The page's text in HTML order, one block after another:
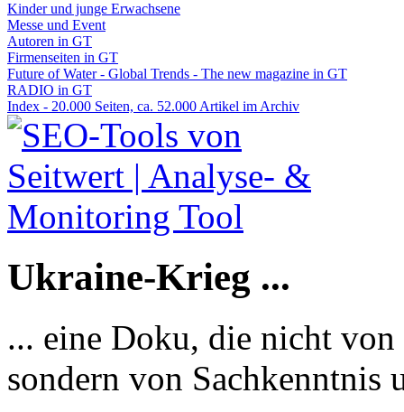
Kinder und junge Erwachsene
Messe und Event
Autoren in GT
Firmenseiten in GT
Future of Water - Global Trends - The new magazine in GT
RADIO in GT
Index - 20.000 Seiten, ca. 52.000 Artikel im Archiv
Ukraine-Krieg ...
... eine Doku, die nicht
sondern von Sachkenntnis